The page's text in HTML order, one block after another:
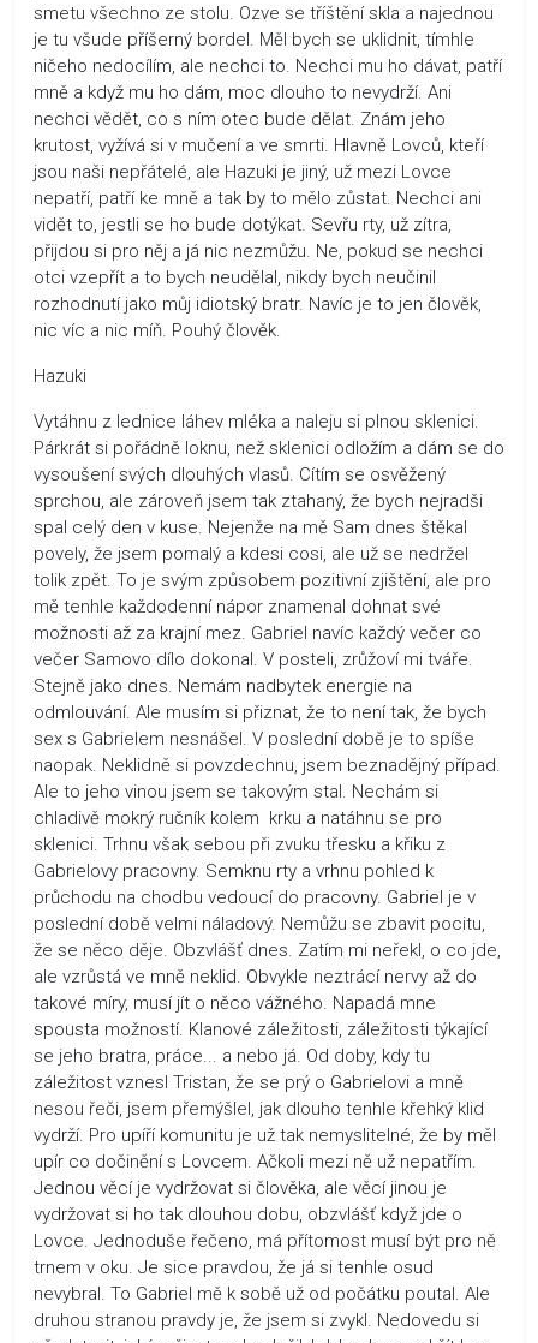
smetu všechno ze stolu. Ozve se tříštění skla a najednou
je tu všude příšerný bordel. Měl bych se uklidnit, tímhle
ničeho nedocílím, ale nechci to. Nechci mu ho dávat, patří
mně a když mu ho dám, moc dlouho to nevydrží. Ani
nechci vědět, co s ním otec bude dělat. Znám jeho
krutost, vyžívá si v mučení a ve smrti. Hlavně Lovců, kteří
jsou naši nepřátelé, ale Hazuki je jiný, už mezi Lovce
nepatří, patří ke mně a tak by to mělo zůstat. Nechci ani
vidět to, jestli se ho bude dotýkat. Sevřu rty, už zítra,
přijdou si pro něj a já nic nezmůžu. Ne, pokud se nechci
otci vzepřít a to bych neudělal, nikdy bych neučinil
rozhodnutí jako můj idiotský bratr. Navíc je to jen člověk,
nic víc a nic míň. Pouhý člověk.
Hazuki
Vytáhnu z lednice láhev mléka a naleju si plnou sklenici.
Párkrát si pořádně loknu, než sklenici odložím a dám se do
vysoušení svých dlouhých vlasů. Cítím se osvěžený
sprchou, ale zároveň jsem tak ztahaný, že bych nejradši
spal celý den v kuse. Nejenže na mě Sam dnes štěkal
povely, že jsem pomalý a kdesi cosi, ale už se nedržel
tolik zpět. To je svým způsobem pozitivní zjištění, ale pro
mě tenhle každodenní nápor znamenal dohnat své
možnosti až za krajní mez. Gabriel navíc každý večer co
večer Samovo dílo dokonal. V posteli, zrůžoví mi tváře.
Stejně jako dnes. Nemám nadbytek energie na
odmlouvání. Ale musím si přiznat, že to není tak, že bych
sex s Gabrielem nesnášel. V poslední době je to spíše
naopak. Neklidně si povzdechnu, jsem beznadějný případ.
Ale to jeho vinou jsem se takovým stal. Nechám si
chladivě mokrý ručník kolem krku a natáhnu se pro
sklenici. Trhnu však sebou při zvuku třesku a křiku z
Gabrielovy pracovny. Semknu rty a vrhnu pohled k
průchodu na chodbu vedoucí do pracovny. Gabriel je v
poslední době velmi náladový. Nemůžu se zbavit pocitu,
že se něco děje. Obzvlášť dnes. Zatím mi neřekl, o co jde,
ale vzrůstá ve mně neklid. Obvykle neztrácí nervy až do
takové míry, musí jít o něco vážného. Napadá mne
spousta možností. Klanové záležitosti, záležitosti týkající
se jeho bratra, práce... a nebo já. Od doby, kdy tu
záležitost vznesl Tristan, že se prý o Gabrielovi a mně
nesou řeči, jsem přemýšlel, jak dlouho tenhle křehký klid
vydrží. Pro upíří komunitu je už tak nemyslitelné, že by měl
upír co dočinění s Lovcem. Ačkoli mezi ně už nepatřím.
Jednou věcí je vydržovat si člověka, ale věcí jinou je
vydržovat si ho tak dlouhou dobu, obzvlášť když jde o
Lovce. Jednoduše řečeno, má přítomost musí být pro ně
trnem v oku. Je sice pravdou, že já si tenhle osud
nevybral. To Gabriel mě k sobě už od počátku poutal. Ale
druhou stranou pravdy je, že jsem si zvykl. Nedovedu si